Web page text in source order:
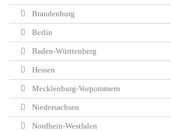
Brandenburg
Berlin
Baden-Württenberg
Hessen
Mecklenburg-Vorpommern
Niedersachsen
Nordhein-Westfalen